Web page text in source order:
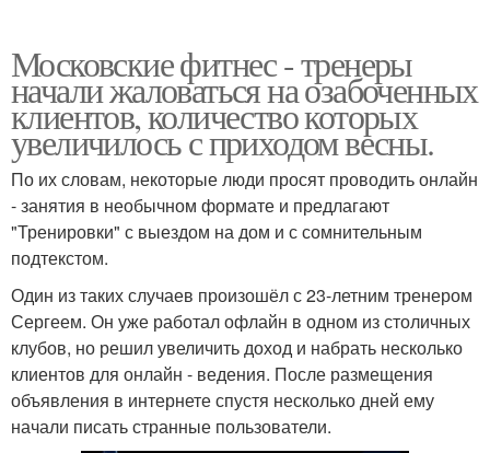
Московские фитнес - тренеры
начали жаловаться на озабоченных
клиентов, количество которых
увеличилось с приходом весны.
По их словам, некоторые люди просят проводить онлайн
- занятия в необычном формате и предлагают
"Тренировки" с выездом на дом и с сомнительным
подтекстом.
Один из таких случаев произошёл с 23-летним тренером
Сергеем. Он уже работал офлайн в одном из столичных
клубов, но решил увеличить доход и набрать несколько
клиентов для онлайн - ведения. После размещения
объявления в интернете спустя несколько дней ему
начали писать странные пользователи.